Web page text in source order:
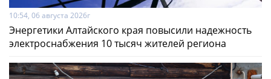
10:54, 06 августа 2026г
Энергетики Алтайского края повысили надежность
электроснабжения 10 тысяч жителей региона